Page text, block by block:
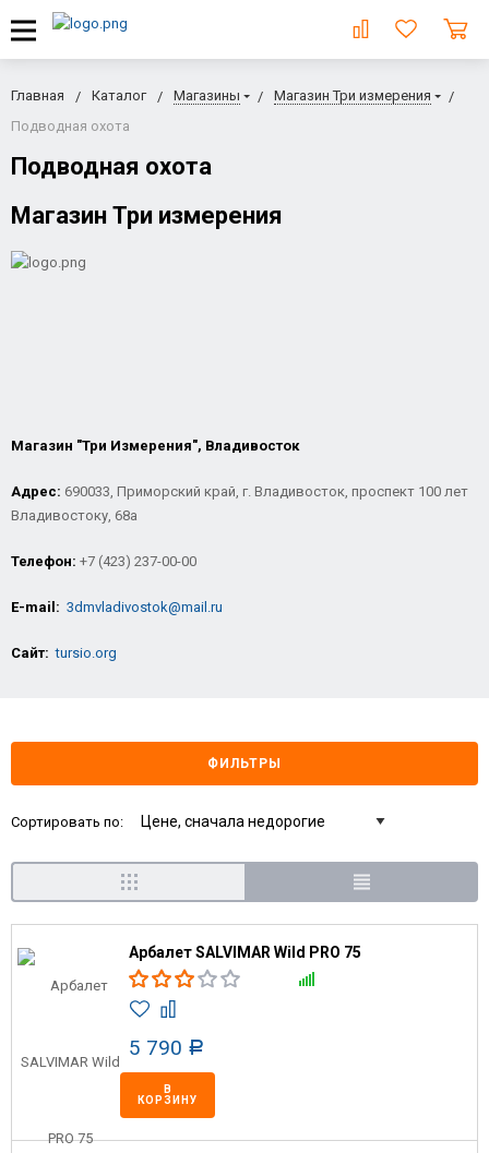
Главная Каталог Магазины
Магазин Три измерения
Подводная охота
Подводная охота
Магазин Три измерения
Магазин "Три Измерения", Владивосток
Адрес: 690033, Приморский край, г. Владивосток, проспект 100 лет
Владивостоку, 68а
Телефон: +7 (423) 237-00-00
E-mail: 3dmvladivostok@mail.ru
Сайт: tursio.org
ФИЛЬТРЫ
Сортировать по:
Арбалет SALVIMAR Wild PRO 75
5 790 Р
В
КОРЗИНУ